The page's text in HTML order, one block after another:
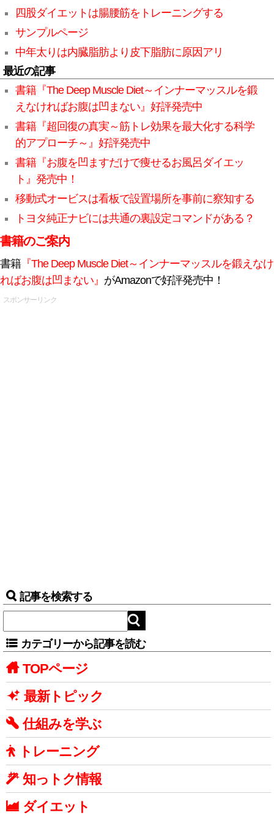
四股ダイエットは腸腰筋をトレーニングする
サンプルページ
中年太りは内臓脂肪より皮下脂肪に原因アリ
最近の記事
書籍『The Deep Muscle Diet～インナーマッスルを鍛
えなければお腹は凹まない』好評発売中
書籍『超回復の真実～筋トレ効果を最大化する科学
的アプローチ～』好評発売中
書籍『お腹を凹ますだけで痩せるお風呂ダイエッ
ト』発売中！
移動式オービスは看板で設置場所を事前に察知する
トヨタ純正ナビには共通の裏設定コマンドがある？
書籍のご案内
書籍『The Deep Muscle Diet～インナーマッスルを鍛えなけ
ればお腹は凹まない』 がAmazonで好評発売中！
スポンサーリンク
記事を検索する
カテゴリーから記事を読む
TOPページ
最新トピック
仕組みを学ぶ
トレーニング
知っトク情報
ダイエット